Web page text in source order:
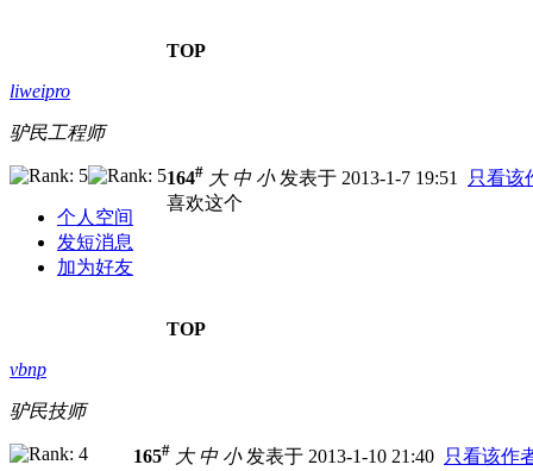
TOP
liweipro
驴民工程师
个人空间
发短消息
加为好友
164# 大 中 小发表于 2013-1-7 19:51
只看该
喜欢这个
TOP
vbnp
驴民技师
165# 大 中 小发表于 2013-1-10 21:40 只看该作